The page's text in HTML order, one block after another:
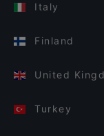
Italy
Finland
United
Turkey